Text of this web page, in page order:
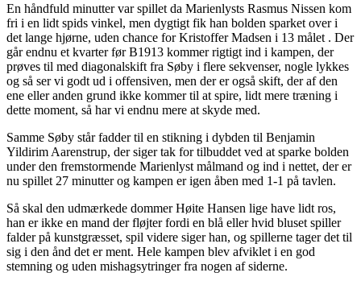
En håndfuld minutter var spillet da Marienlysts Rasmus Nissen kom
fri i en lidt spids vinkel, men dygtigt fik han bolden sparket over i
det lange hjørne, uden chance for Kristoffer Madsen i 13 målet . Der
går endnu et kvarter før B1913 kommer rigtigt ind i kampen, der
prøves til med diagonalskift fra Søby i flere sekvenser, nogle lykkes
og så ser vi godt ud i offensiven, men der er også skift, der af den
ene eller anden grund ikke kommer til at spire, lidt mere træning i
dette moment, så har vi endnu mere at skyde med.
Samme Søby står fadder til en stikning i dybden til Benjamin
Yildirim Aarenstrup, der siger tak for tilbuddet ved at sparke bolden
under den fremstormende Marienlyst målmand og ind i nettet, der er
nu spillet 27 minutter og kampen er igen åben med 1-1 på tavlen.
Så skal den udmærkede dommer Høite Hansen lige have lidt ros,
han er ikke en mand der fløjter fordi en blå eller hvid bluset spiller
falder på kunstgræsset, spil videre siger han, og spillerne tager det til
sig i den ånd det er ment. Hele kampen blev afviklet i en god
stemning og uden mishagsytringer fra nogen af siderne.